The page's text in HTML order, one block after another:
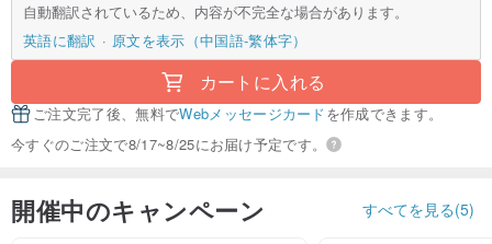
自動翻訳されているため、内容が不完全な場合があります。
英語に翻訳
原文を表示（中国語-繁体字）
カートに入れる
ご注文完了後、無料でWebメッセージカードを作成できます。
今すぐのご注文で8/17~8/25にお届け予定です。
開催中のキャンペーン すべてを見る(5)